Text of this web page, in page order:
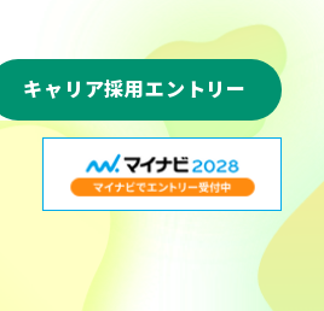
キャリア採用エントリー